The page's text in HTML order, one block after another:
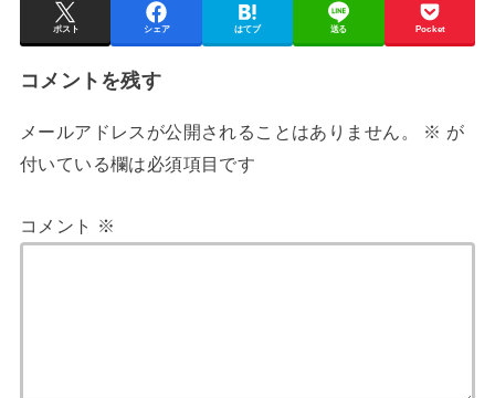
ポスト シェア はてブ 送る Pocket
コメントを残す
メールアドレスが公開されることはありません。 ※ が
付いている欄は必須項目です
コメント ※